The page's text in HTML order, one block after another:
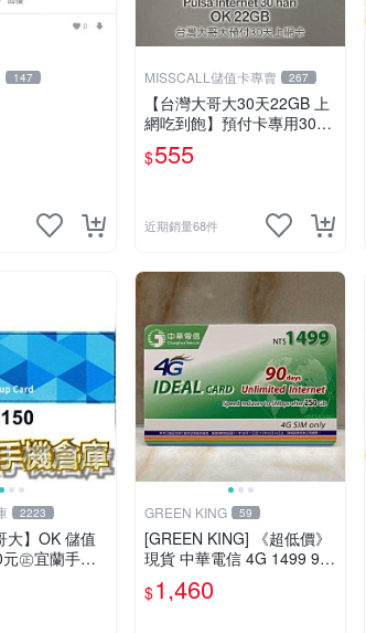
147 MISSCALL儲值卡專賣 267
【台灣大哥大30天22GB 上
網吃到飽】預付卡專用30天
上網補充卡/儲值卡．Intern
et OK 台哥大．OK499⚡Mis
$555
近期銷量68件
2223
大】OK 儲值
㊣宜蘭手機
GREEN KING 59
[GREEN KING] 《超低價》
現貨 中華電信 4G 1499 90
天網路吃到飽 儲值卡 網路
卡 預付卡 上網卡 如意卡 電
$1,460